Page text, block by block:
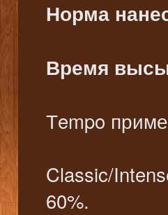
Норма
Время
Тempo
Classic/
60%.